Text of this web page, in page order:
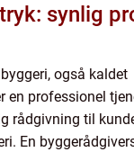
synlig
også kaldet
en professionel
rådgivning til
En